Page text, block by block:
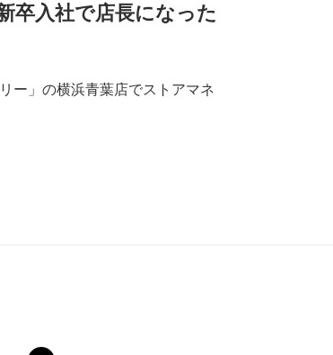
卒入社で店長になった
ー」の横浜青葉店でストアマネ